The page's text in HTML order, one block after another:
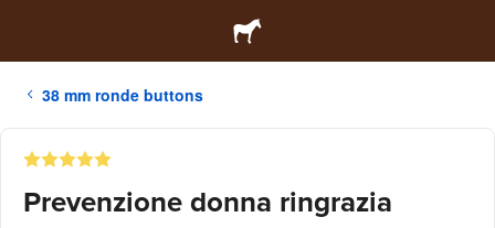
38 mm ronde buttons
Prevenzione donna ringrazia